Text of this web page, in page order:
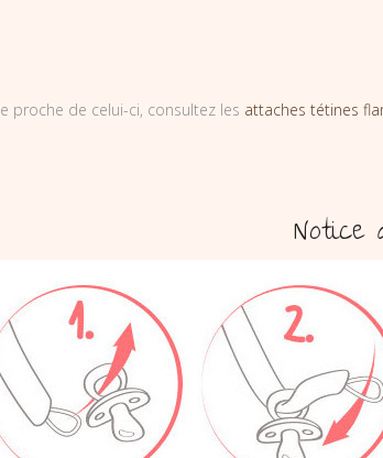
proche de celui-ci, consultez les attaches tétines
Notice